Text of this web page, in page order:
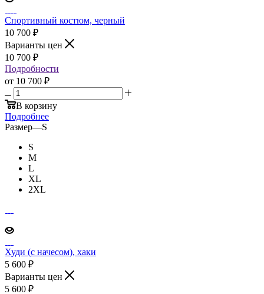
Спортивный костюм, черный
10 700 ₽
Варианты цен
10 700 ₽
Подробности
от 10 700 ₽
В корзину
Подробнее
Размер—S
S
M
L
XL
2XL
Худи (с начесом), хаки
5 600 ₽
Варианты цен
5 600 ₽